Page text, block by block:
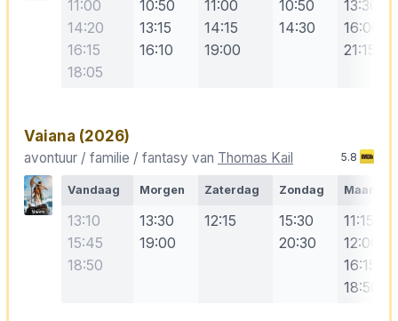
11:00
14:20
16:15
18:05
10:50
13:15
16:10
11:00
14:15
19:00
10:50
14:30
13:30
16:00
21:15
Vaiana (2026)
avontuur / familie / fantasy van Thomas Kail 5.8
Vandaag Morgen Zaterdag Zondag Maandag
13:10
15:45
18:50
13:30
19:00
12:15
15:30
20:30
11:15
12:00
16:15
18:50